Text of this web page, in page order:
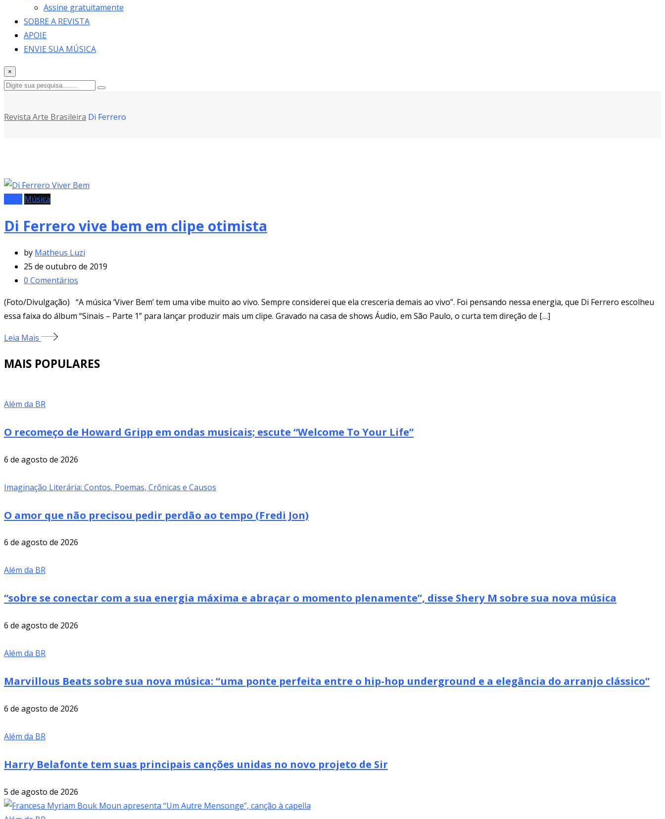
Assine gratuitamente
SOBRE A REVISTA
APOIE
ENVIE SUA MÚSICA
×
Revista Arte Brasileira Di Ferrero
Música
Di Ferrero vive bem em clipe otimista
by Matheus Luzi
25 de outubro de 2019
0 Comentários
(Foto/Divulgação) “A música ‘Viver Bem’ tem uma vibe muito ao vivo. Sempre considerei que ela cresceria demais ao vivo”. Foi pensando nessa energia, que Di Ferrero escolheu
essa faixa do álbum “Sinais – Parte 1” para lançar produzir mais um clipe. Gravado na casa de shows Áudio, em São Paulo, o curta tem direção de […]
Leia Mais
MAIS POPULARES
Além da BR
O recomeço de Howard Gripp em ondas musicais; escute “Welcome To Your Life”
6 de agosto de 2026
Imaginação Literária: Contos, Poemas, Crônicas e Causos
O amor que não precisou pedir perdão ao tempo (Fredi Jon)
6 de agosto de 2026
Além da BR
“sobre se conectar com a sua energia máxima e abraçar o momento plenamente”, disse Shery M sobre sua nova música
6 de agosto de 2026
Além da BR
Marvillous Beats sobre sua nova música: “uma ponte perfeita entre o hip-hop underground e a elegância do arranjo clássico”
6 de agosto de 2026
Além da BR
Harry Belafonte tem suas principais canções unidas no novo projeto de Sir
5 de agosto de 2026